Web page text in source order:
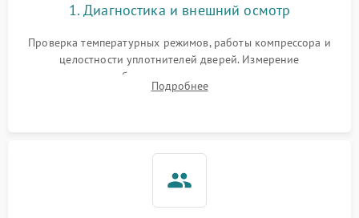
работе
2000 ₽ Подробнее →
1000 ₽
1800 ₽
1. Диагностика и внешний осмотр
Проверка температурных режимов, работы компрессора и
целостности уплотнителей дверей. Измерение
сопротивления обмоток мотора, проверка термостата и
считывание кодов ошибок с электронного дисплея.
Подробнее